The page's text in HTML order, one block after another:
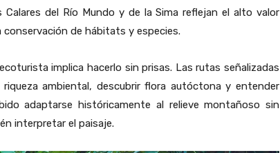
Calares del Río Mundo y de la Sima reflejan el alto valor
de hábitats y especies.
implica hacerlo sin prisas. Las rutas señalizadas
ambiental, descubrir flora autóctona y entender
adaptarse históricamente al relieve montañoso sin
interpretar el paisaje.